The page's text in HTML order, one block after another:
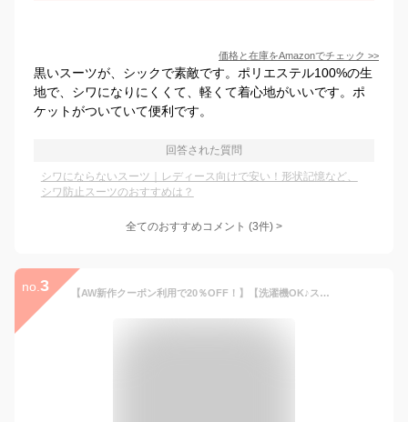
価格と在庫をAmazonでチェック >>
黒いスーツが、シックで素敵です。ポリエステル100%の生
地で、シワになりにくくて、軽くて着心地がいいです。ポ
ケットがついていて便利です。
回答された質問
シワにならないスーツ｜レディース向けで安い！形状記憶など、
シワ防止スーツのおすすめは？
全てのおすすめコメント (3件) >
no. 3 【AW新作クーポン利用で20％OFF！】【洗濯機OK♪ストレッチで動きやすい♪シワになりにくい♪】カラーレスジャケット＆テーパードパンツ＆Aボウタイブラウス3点セットスーツ SSサイズ Sサイズ Mサイズ Lサイズ LLサイズ ベージュ ネイビー ブラック オフィス